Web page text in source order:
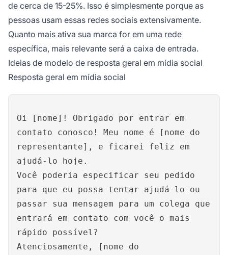
de cerca de 15-25%. Isso é simplesmente porque as
pessoas usam essas redes sociais extensivamente.
Quanto mais ativa sua marca for em uma rede
específica, mais relevante será a caixa de entrada.
Ideias de modelo de resposta geral em mídia social
Resposta geral em mídia social
Oi [nome]! Obrigado por entrar em
contato conosco! Meu nome é [nome do
representante], e ficarei feliz em
ajudá-lo hoje.
Você poderia especificar seu pedido
para que eu possa tentar ajudá-lo ou
passar sua mensagem para um colega que
entrará em contato com você o mais
rápido possível?
Atenciosamente, [nome do